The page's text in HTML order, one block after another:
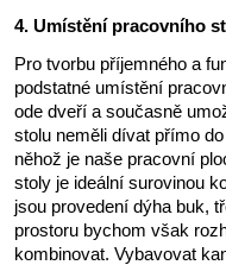
4. Umístění pracovního
Pro tvorbu příjemného a
podstatné umístění
ode dveří a současně
stolu neměli dívat přímo
něhož je naše pracovní
stoly je ideální surovinou
jsou provedení dýha buk,
prostoru bychom však
kombinovat. Vybavovat